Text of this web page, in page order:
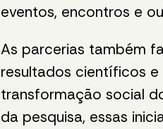
eventos, encontros e
As parcerias também
resultados científicos
transformação social
da pesquisa, essas